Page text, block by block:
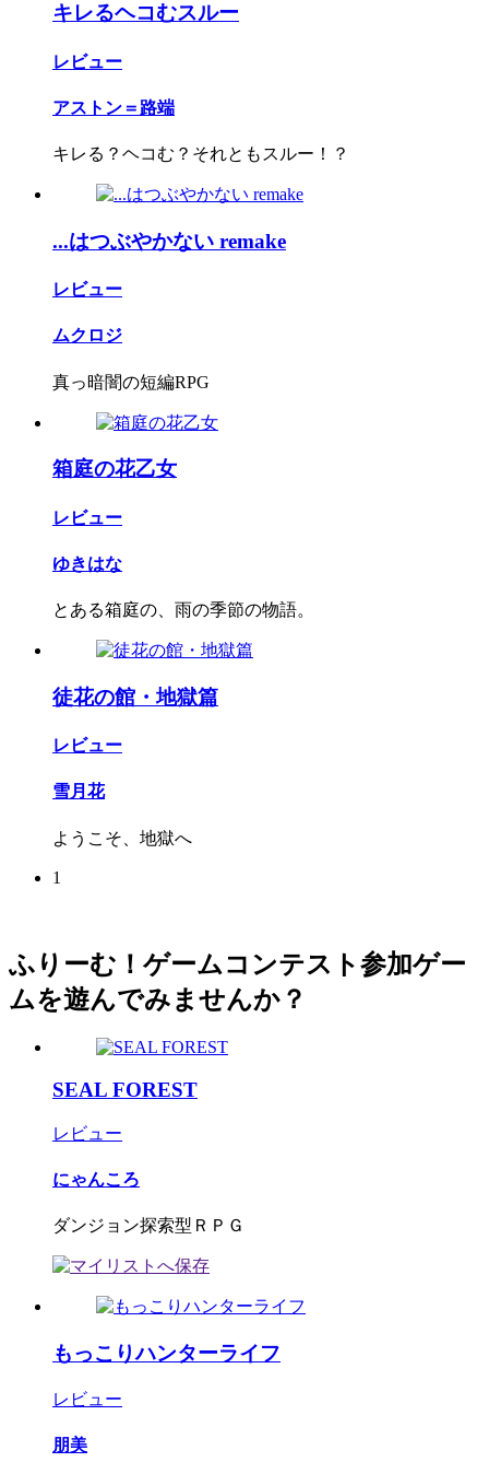
キレるヘコむスルー
レビュー
アストン＝路端
キレる？ヘコむ？それともスルー！？
...はつぶやかない remake
レビュー
ムクロジ
真っ暗闇の短編RPG
箱庭の花乙女
レビュー
ゆきはな
とある箱庭の、雨の季節の物語。
徒花の館・地獄篇
レビュー
雪月花
ようこそ、地獄へ
1
ふりーむ！ゲームコンテスト参加ゲー
ムを遊んでみませんか？
SEAL FOREST
レビュー
にゃんころ
ダンジョン探索型ＲＰＧ
もっこりハンターライフ
レビュー
朋美